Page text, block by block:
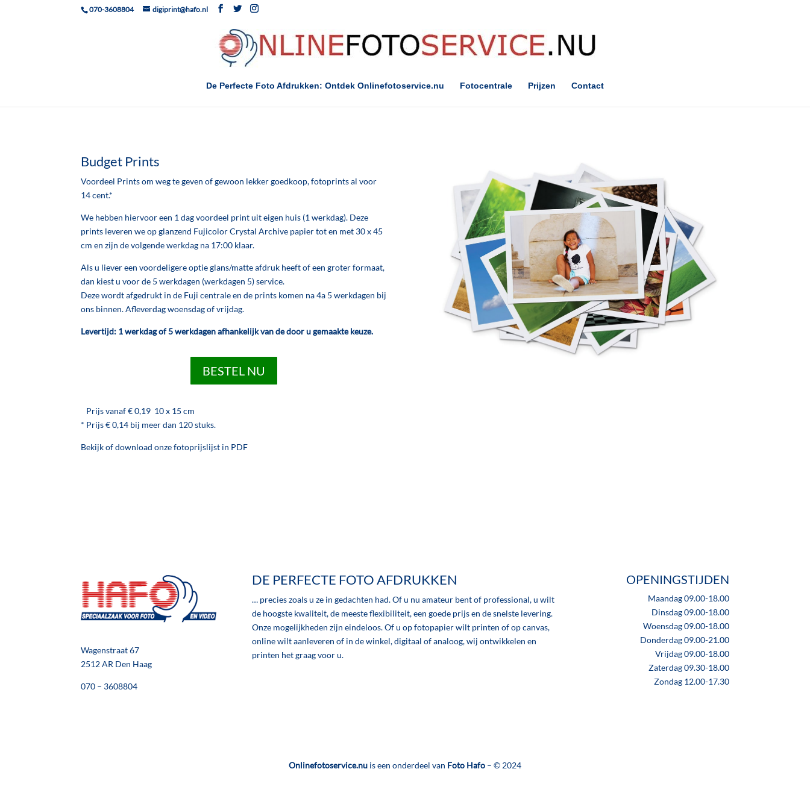
070-3608804 digiprint@hafo.nl
De Perfecte Foto Afdrukken: Ontdek Onlinefotoservice.nu Fotocentrale Prijzen Contact
Budget Prints
Voordeel Prints om weg te geven of gewoon lekker goedkoop, fotoprints al voor
14 cent.*
We hebben hiervoor een 1 dag voordeel print uit eigen huis (1 werkdag). Deze
prints leveren we op glanzend Fujicolor Crystal Archive papier tot en met 30 x 45
cm en zijn de volgende werkdag na 17:00 klaar.
Als u liever een voordeligere optie glans/matte afdruk heeft of een groter formaat,
dan kiest u voor de 5 werkdagen (werkdagen 5) service.
Deze wordt afgedrukt in de Fuji centrale en de prints komen na 4a 5 werkdagen bij
ons binnen. Afleverdag woensdag of vrijdag.
Levertijd: 1 werkdag of 5 werkdagen afhankelijk van de door u gemaakte keuze.
BESTEL NU
Prijs vanaf € 0,19 10 x 15 cm
* Prijs € 0,14 bij meer dan 120 stuks.
Bekijk of download onze fotoprijslijst in PDF
Wagenstraat 67
2512 AR Den Haag
070 – 3608804
DE PERFECTE FOTO AFDRUKKEN
… precies zoals u ze in gedachten had. Of u nu amateur bent of professional, u wilt
de hoogste kwaliteit, de meeste flexibiliteit, een goede prijs en de snelste levering.
Onze mogelijkheden zijn eindeloos. Of u op fotopapier wilt printen of op canvas,
online wilt aanleveren of in de winkel, digitaal of analoog, wij ontwikkelen en
printen het graag voor u.
OPENINGSTIJDEN
Maandag 09.00-18.00
Dinsdag 09.00-18.00
Woensdag 09.00-18.00
Donderdag 09.00-21.00
Vrijdag 09.00-18.00
Zaterdag 09.30-18.00
Zondag 12.00-17.30
Onlinefotoservice.nu is een onderdeel van Foto Hafo – © 2024